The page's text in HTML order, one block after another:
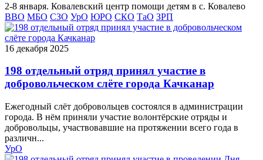
2-8 января. Ковалевский центр помощи детям в с. Ковалево
ВВО МБО СЗО УрО ЮРО СКО ТаО ЗРП
16 декабря 2025
198 отдельный отряд принял участие в
добровольческом слёте города Качканар
Ежегодный слёт добровольцев состоялся в администрации
города. В нём приняли участие волонтёрские отряды и
добровольцы, участвовавшие на протяжении всего года в
различн...
УрО